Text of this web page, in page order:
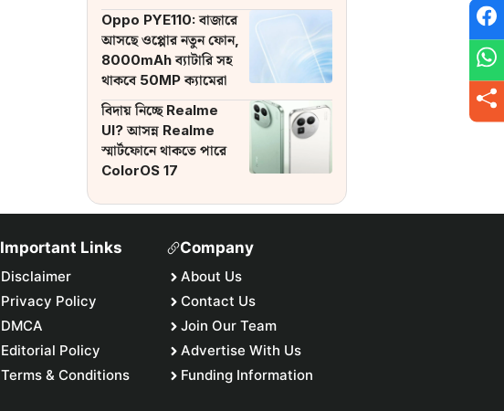
ব্যাটারি
Oppo PYE110: বাজারে
আসছে ওপ্পোর নতুন ফোন,
8000mAh ব্যাটারি সহ
থাকবে 50MP ক্যামেরা
বিদায় নিচ্ছে Realme
UI? আসন্ন Realme
স্মার্টফোনে থাকতে পারে
ColorOS 17
Important Links
Disclaimer
Privacy Policy
DMCA
Editorial Policy
Terms & Conditions
Company
About Us
Contact Us
Join Our Team
Advertise With Us
Funding Information